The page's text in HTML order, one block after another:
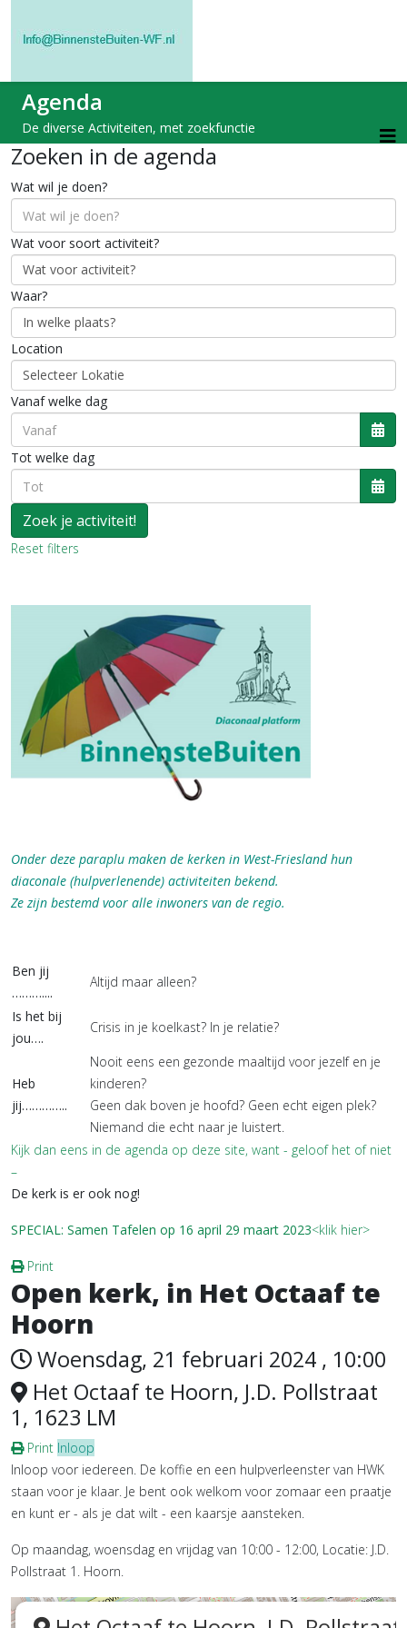
Agenda
De diverse Activiteiten, met zoekfunctie
Zoeken in de agenda
Wat wil je doen?
Wat voor soort activiteit?
Waar?
Location
Vanaf welke dag
Tot welke dag
Reset filters
Onder deze paraplu maken de kerken in West-Friesland hun
diaconale (hulpverlenende) activiteiten bekend.
Ze zijn bestemd voor alle inwoners van de regio.
Ben jij
………....
Altijd maar alleen?
Is het bij
jou….
Crisis in je koelkast? In je relatie?
Heb
jij…………..
Nooit eens een gezonde maaltijd voor jezelf en je
kinderen?
Geen dak boven je hoofd? Geen echt eigen plek?
Niemand die echt naar je luistert.
Kijk dan eens in de agenda op deze site, want - geloof het of niet
–
De kerk is er ook nog!
SPECIAL: Samen Tafelen op 16 april 29 maart 2023<klik hier>
Print
Open kerk, in Het Octaaf te
Hoorn
Woensdag, 21 februari 2024 , 10:00
Het Octaaf te Hoorn, J.D. Pollstraat
1, 1623 LM
Print Inloop
Inloop voor iedereen. De koffie en een hulpverleenster van HWK
staan voor je klaar. Je bent ook welkom voor zomaar een praatje
en kunt er - als je dat wilt - een kaarsje aansteken.
Op maandag, woensdag en vrijdag van 10:00 - 12:00, Locatie: J.D.
Pollstraat 1. Hoorn.